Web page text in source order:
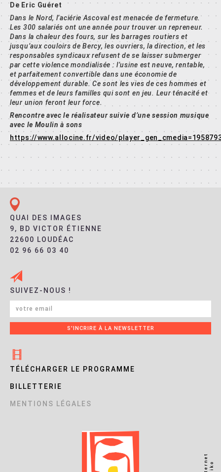
De Eric Guéret
Dans le Nord, l’aciérie Ascoval est menacée de fermeture.
Les 300 salariés ont une année pour trouver un repreneur.
Dans la chaleur des fours, sur les barrages routiers et
jusqu’aux couloirs de Bercy, les ouvriers, la direction, et les
responsables syndicaux refusent de se laisser submerger
par cette violence mondialisée : l’usine est neuve, rentable,
et parfaitement convertible dans une économie de
développement durable. Ce sont les vies de ces hommes et
femmes et de leurs familles qui sont en jeu. Leur ténacité et
leur union feront leur force.
Rencontre avec le réalisateur suivie d’une session musique
avec le Moulin à sons
https://www.allocine.fr/video/
QUAI DES IMAGES
9, BD VICTOR ÉTIENNE
22600 LOUDÉAC
02 96 66 03 40
SUIVEZ-NOUS !
TÉLÉCHARGER LE PROGRAMME
BILLETTERIE
MENTIONS LÉGALES